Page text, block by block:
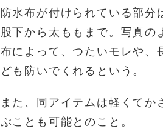
防水布が付けられている部分
股下から太ももまで。写真の
布によって、つたいモレや、
ども防いでくれるという。
また、同アイテムは軽くてか
ぶことも可能とのこと。